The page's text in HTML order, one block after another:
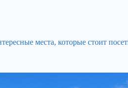
места, которые стоит